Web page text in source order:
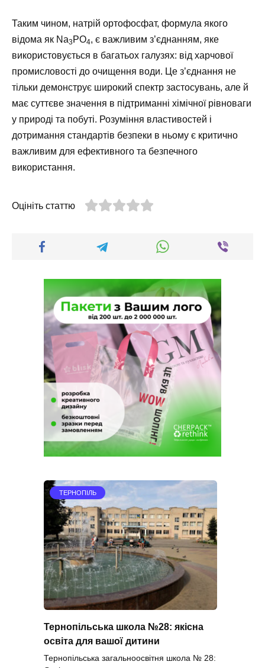
Таким чином, натрій ортофосфат, формула якого
відома як Na3 PO4, є важливим з’єднанням, яке
використовується в багатьох галузях: від харчової
промисловості до очищення води. Це з’єднання не
тільки демонструє широкий спектр застосувань, але й
має суттєве значення в підтриманні хімічної рівноваги
у природі та побуті. Розуміння властивостей і
дотримання стандартів безпеки в ньому є критично
важливим для ефективного та безпечного
використання.
Оцініть статтю
ТЕРНОПІЛЬ
Тернопільська школа №28: якісна
освіта для вашої дитини
Тернопільська загальноосвітня школа № 28: